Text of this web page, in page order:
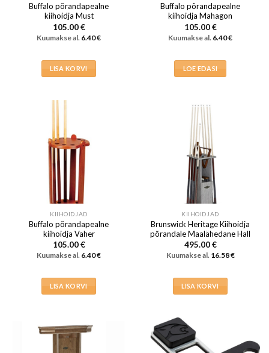
Buffalo põrandapealne
kiihoidja Must
105.00€
Kuumakse al. 6.40€
LISA KORVI
Buffalo põrandapealne
kiihoidja Mahagon
105.00€
Kuumakse al. 6.40€
LOE EDASI
KIIHOIDJAD
Buffalo põrandapealne
kiihoidja Vaher
105.00€
Kuumakse al. 6.40€
LISA KORVI
KIIHOIDJAD
Brunswick Heritage Kiihoidja
põrandale Maalähedane Hall
495.00€
Kuumakse al. 16.58€
LISA KORVI